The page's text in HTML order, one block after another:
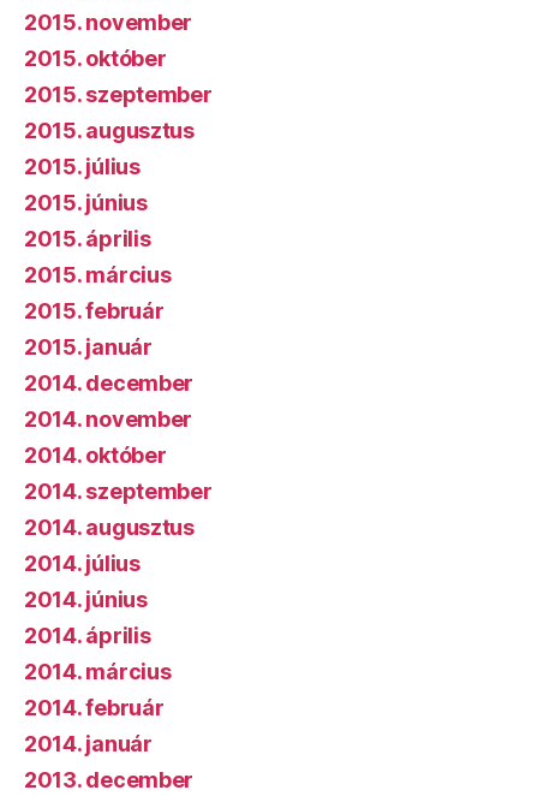
2015. november
2015. október
2015. szeptember
2015. augusztus
2015. július
2015. június
2015. április
2015. március
2015. február
2015. január
2014. december
2014. november
2014. október
2014. szeptember
2014. augusztus
2014. július
2014. június
2014. április
2014. március
2014. február
2014. január
2013. december